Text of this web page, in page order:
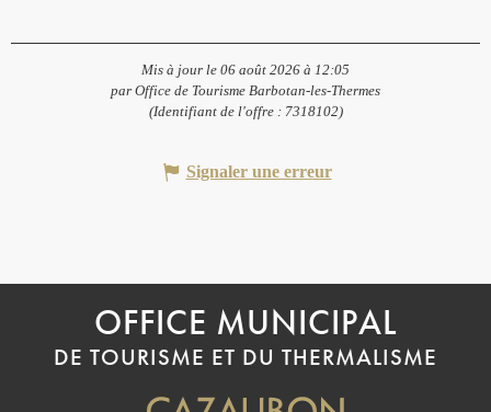
Mis à jour le 06 août 2026 à 12:05
par Office de Tourisme Barbotan-les-Thermes
(Identifiant de l'offre : 7318102)
Signaler une erreur
OFFICE MUNICIPAL
DE TOURISME ET DU THERMALISME